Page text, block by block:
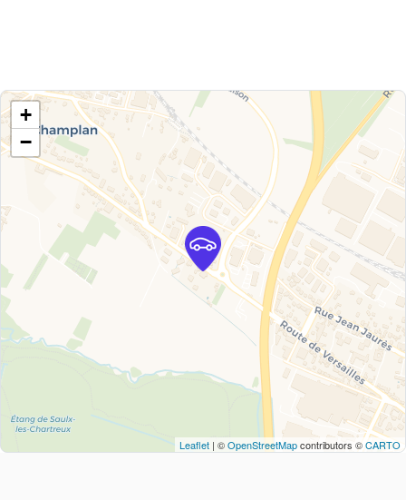
+
−
Leaflet | ©OpenStreetMapcontributors ©CARTO